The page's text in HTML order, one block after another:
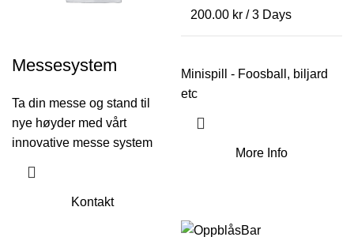
Messesystem
Ta din messe og stand til
nye høyder med vårt
innovative messe system
Kontakt
200.00 kr / 3 Days
Minispill - Foosball, biljard
etc
More Info